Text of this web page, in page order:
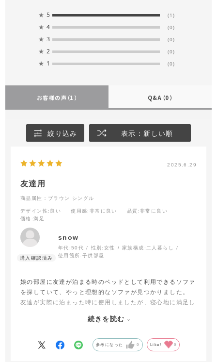
★ 5 (1)
★ 4 (0)
★ 3 (0)
★ 2 (0)
★ 1 (0)
お客様の声 （1） Q&A （0）
絞り込み 表示：新しい順
2025.6.29
友達用
商品属性：ブラウン シングル
デザイン性 :良い 使用感:非常に良い 品質 :非常に良い
価格 :満足
snow
年代:50代 性別: 女性 家族構成: 二人暮らし
使用箇所: 子供部屋
娘の部屋に友達が泊まる時のベッドとして利用できるソファ
を探していて、やっと理想的なソファが見つかりました。
友達が実際に泊まった時に使用しましたが、寝心地に満足し
私も横になってみましたが、しっかりとしたマットレスでカ
強いていうなら、折りたたむ際少し重いと感じました。
続きを読む
参考になった 0 Like! 0